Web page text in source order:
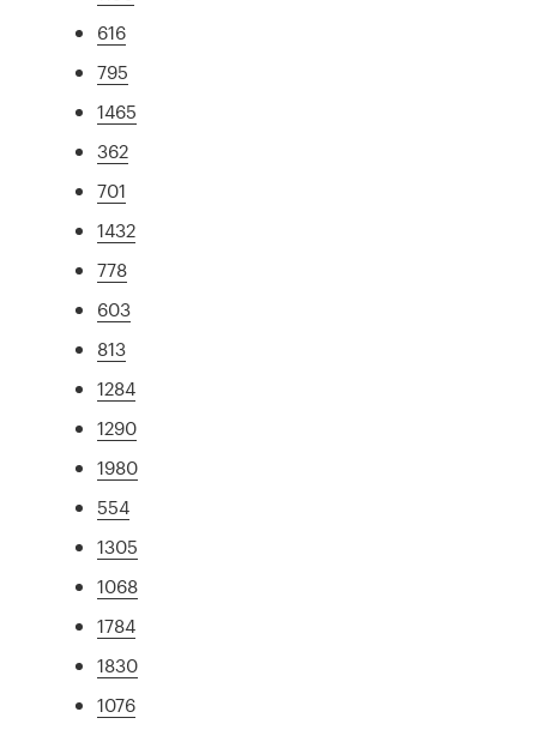
616
795
1465
362
701
1432
778
603
813
1284
1290
1980
554
1305
1068
1784
1830
1076